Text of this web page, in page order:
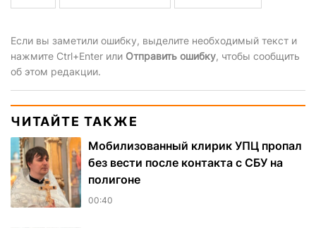
Если вы заметили ошибку, выделите необходимый текст и
нажмите Ctrl+Enter или Отправить ошибку, чтобы сообщить
об этом редакции.
ЧИТАЙТЕ ТАКЖЕ
Мобилизованный клирик УПЦ пропал
без вести после контакта с СБУ на
полигоне
00:40